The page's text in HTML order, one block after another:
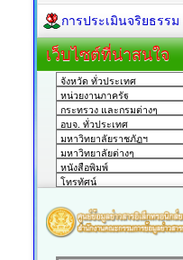
การประเมินจริยธรรม
เว็บไซต์ที่น่าสนใจ